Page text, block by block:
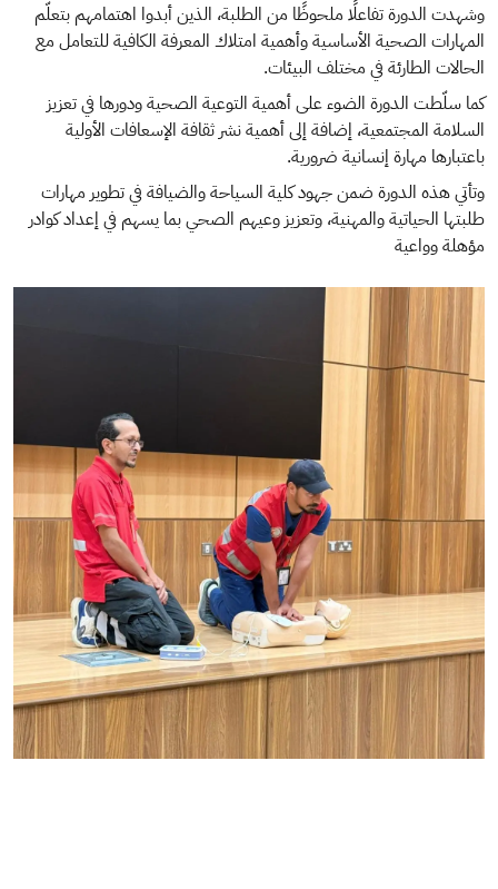
وشهدت الدورة تفاعلًا ملحوظًا من الطلبة، الذين أبدوا اهتمامهم بتعلّم
المهارات الصحية الأساسية وأهمية امتلاك المعرفة الكافية للتعامل مع
الحالات الطارئة في مختلف البيئات.
كما سلّطت الدورة الضوء على أهمية التوعية الصحية ودورها في تعزيز
السلامة المجتمعية، إضافة إلى أهمية نشر ثقافة الإسعافات الأولية
باعتبارها مهارة إنسانية ضرورية.
وتأتي هذه الدورة ضمن جهود كلية السياحة والضيافة في تطوير مهارات
طلبتها الحياتية والمهنية، وتعزيز وعيهم الصحي بما يسهم في إعداد كوادر
مؤهلة وواعية
الصورة